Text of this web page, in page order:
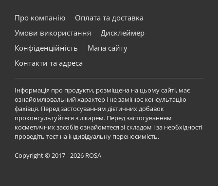
Про компанію
Оплата та доставка
Умови використання
Дисклеймер
Конфіденційність
Мапа сайту
Контакти та адреса
Інформація про продукти, розміщена на цьому сайті, має
ознайомлювальний характер і не замінює консультацію
фахівця. Перед застосуванням дієтичних добавок
проконсультуйтеся з лікарем. Перед застосуванням
косметичних засобів ознайомтеся зі складом і за необхідності
проведіть тест на індивідуальну переносимість.
Copyright © 2017 - 2026 ROSA